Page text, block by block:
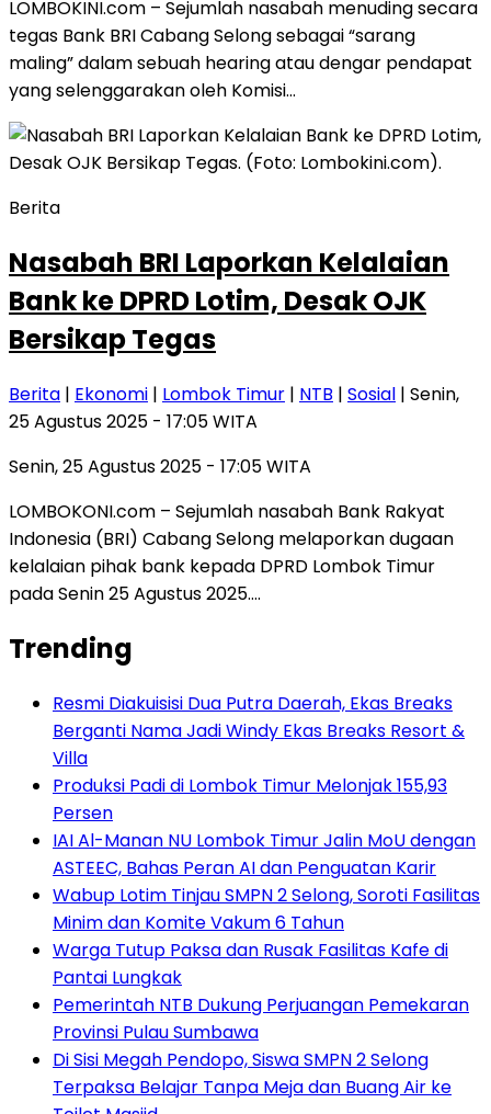
LOMBOKINI.com – Sejumlah nasabah menuding secara
tegas Bank BRI Cabang Selong sebagai “sarang
maling” dalam sebuah hearing atau dengar pendapat
yang selenggarakan oleh Komisi…
Berita
Nasabah BRI Laporkan Kelalaian
Bank ke DPRD Lotim, Desak OJK
Bersikap Tegas
Berita | Ekonomi | Lombok Timur | NTB | Sosial | Senin,
25 Agustus 2025 - 17:05 WITA
Senin, 25 Agustus 2025 - 17:05 WITA
LOMBOKONI.com – Sejumlah nasabah Bank Rakyat
Indonesia (BRI) Cabang Selong melaporkan dugaan
kelalaian pihak bank kepada DPRD Lombok Timur
pada Senin 25 Agustus 2025….
Trending
Resmi Diakuisisi Dua Putra Daerah, Ekas Breaks
Berganti Nama Jadi Windy Ekas Breaks Resort &
Villa
Produksi Padi di Lombok Timur Melonjak 155,93
Persen
IAI Al-Manan NU Lombok Timur Jalin MoU dengan
ASTEEC, Bahas Peran AI dan Penguatan Karir
Wabup Lotim Tinjau SMPN 2 Selong, Soroti Fasilitas
Minim dan Komite Vakum 6 Tahun
Warga Tutup Paksa dan Rusak Fasilitas Kafe di
Pantai Lungkak
Pemerintah NTB Dukung Perjuangan Pemekaran
Provinsi Pulau Sumbawa
Di Sisi Megah Pendopo, Siswa SMPN 2 Selong
Terpaksa Belajar Tanpa Meja dan Buang Air ke